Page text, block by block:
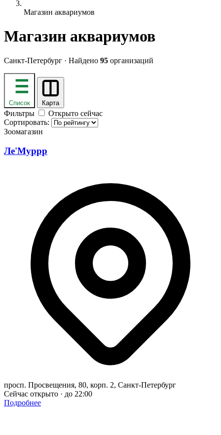
Магазин аквариумов
Магазин аквариумов
Санкт-Петербург · Найдено 95 организаций
Список Карта
Фильтры
Открыто сейчас
Сортировать:
Зоомагазин
Ле'Муррр
просп. Просвещения, 80, корп. 2, Санкт-Петербург
Сейчас открыто · до 22:00
Подробнее